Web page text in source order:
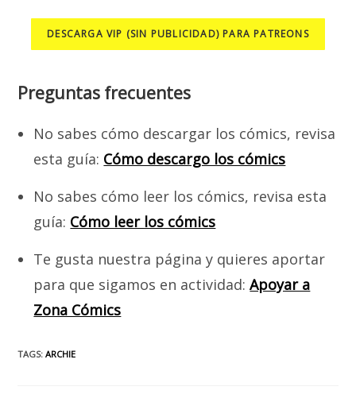
DESCARGA VIP (SIN PUBLICIDAD) PARA PATREONS
Preguntas frecuentes
No sabes cómo descargar los cómics, revisa
esta guía: Cómo descargo los cómics
No sabes cómo leer los cómics, revisa esta
guía: Cómo leer los cómics
Te gusta nuestra página y quieres aportar
para que sigamos en actividad:Apoyar a
Zona Cómics
TAGS:ARCHIE